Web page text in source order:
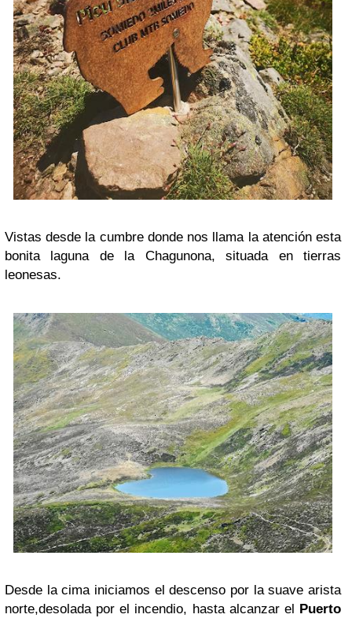
Vistas desde la cumbre donde nos llama la atención esta
bonita laguna de la Chagunona, situada en tierras
leonesas.
Desde la cima iniciamos el descenso por la suave arista
norte,desolada por el incendio, hasta alcanzar el
Puerto